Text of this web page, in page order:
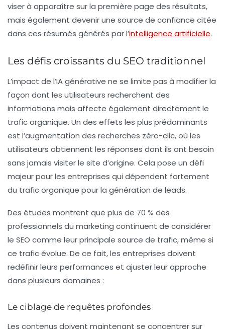
viser à apparaître sur la première page des résultats,
mais également devenir une source de confiance citée
dans ces résumés générés par l’intelligence artificielle.
Les défis croissants du SEO traditionnel
L’impact de l’IA générative ne se limite pas à modifier la
façon dont les utilisateurs recherchent des
informations mais affecte également directement le
trafic organique. Un des effets les plus prédominants
est l’augmentation des recherches zéro-clic, où les
utilisateurs obtiennent les réponses dont ils ont besoin
sans jamais visiter le site d’origine. Cela pose un défi
majeur pour les entreprises qui dépendent fortement
du trafic organique pour la génération de leads.
Des études montrent que plus de 70 % des
professionnels du marketing continuent de considérer
le SEO comme leur principale source de trafic, même si
ce trafic évolue. De ce fait, les entreprises doivent
redéfinir leurs performances et ajuster leur approche
dans plusieurs domaines :
Le ciblage de requêtes profondes
Les contenus doivent maintenant se concentrer sur